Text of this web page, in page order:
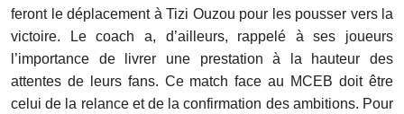
feront le déplacement à Tizi Ouzou pour les pousser vers la
victoire. Le coach a, d’ailleurs, rappelé à ses joueurs
l’importance de livrer une prestation à la hauteur des
attentes de leurs fans. Ce match face au MCEB doit être
celui de la relance et de la confirmation des ambitions. Pour